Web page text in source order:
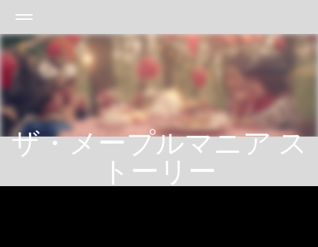
ザ・メープルマニア ス
トーリー